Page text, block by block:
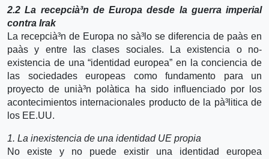
2.2 La recepcià³n de Europa desde la guerra imperial
contra Irak
La recepcià³n de Europa no sà³lo se diferencia de paà­s en
paà­s y entre las clases sociales. La existencia o no-
existencia de una “identidad europea” en la conciencia de
las sociedades europeas como fundamento para un
proyecto de unià³n polà­tica ha sido influenciado por los
acontecimientos internacionales producto de la pà³litica de
los EE.UU.
1. La inexistencia de una identidad UE propia
No existe y no puede existir una identidad europea